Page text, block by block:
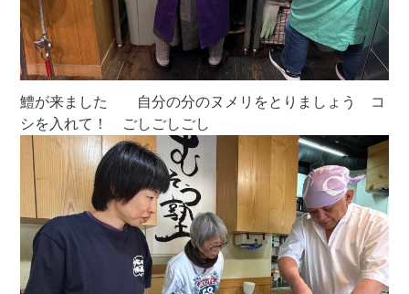
鱧が来ました 自分の分のヌメリをとりましょう コ
シを入れて！ ごしごしごし